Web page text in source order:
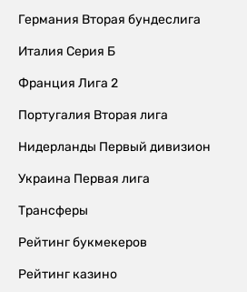
Германия Вторая бундеслига
Италия Серия Б
Франция Лига 2
Португалия Вторая лига
Нидерланды Первый дивизион
Украина Первая лига
Трансферы
Рейтинг букмекеров
Рейтинг казино